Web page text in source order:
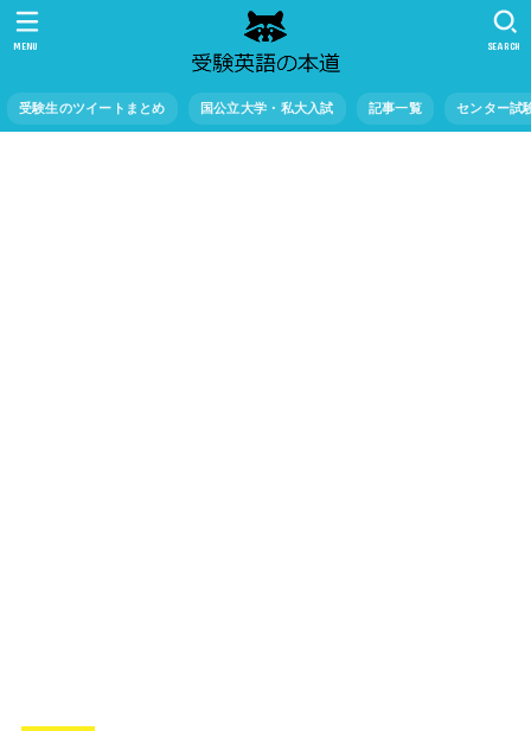
受験生のツイートまとめ 国公立大学・私大入試 記事一覧 センター試
SEARCH
MENU